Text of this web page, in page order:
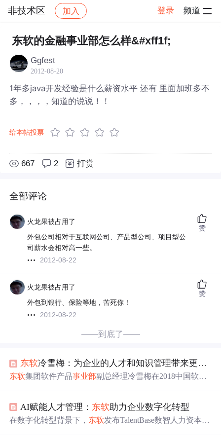
非技术区 加入 登录 频道
社区 非技术区 帖子详情
东软的金融事业部怎么样&#xff1f;
Ggfest
2012-08-20
1年多java开发经验是什么薪资水平 还有 里面加班多不
多，，，，知道的说说！！
给本帖投票
667 2 打赏
全部评论
火龙果被占用了
外包公司相对于互联网公司、产品型公司、项目型公
司薪水会相对高一些。
2012-08-22
赞
火龙果被占用了
外包到银行、保险等地，苦死你！
2012-08-22
赞
——到底了——
东软冷雪梅：为企业的人才和知识管理带来更多可能性
东软集团软件产品事业部副总经理冷雪梅在2018中国软件
企业发展中的核心作用，介绍了战略人才资本管理系统、
党建管理系统等代表性产品，展示了东软在移动互联网时
AI赋能人才管理： 东软助力企业数字化转型
在数字化转型背景下， 东软发布TalentBase数智人力资本管